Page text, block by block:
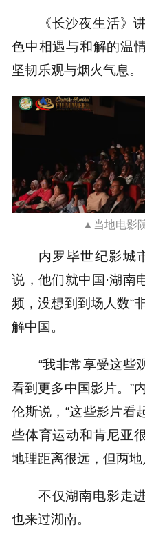
《长沙夜生活》
色中相遇与和解的温
坚韧乐观与烟火气息。
▲当地电影
内罗毕世纪影城
说，他们就中国·湖南
频，没想到到场人数“
解中国。
“我非常享受这些
看到更多中国影片。”
伦斯说，“这些影片看
些体育运动和肯尼亚
地理距离很远，但两
不仅湖南电影走
也来过湖南。